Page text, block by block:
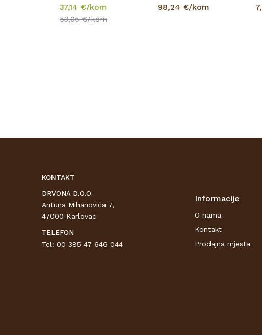
37,14 €/kom
53,05€/kom
98,24 €/kom
KONTAKT
DRVONA D.O.O.
Antuna Mihanovića 7,
47000 Karlovac
TELEFON
Tel: 00 385 47 646 044
Informacije
O nama
Kontakt
Prodajna mjesta